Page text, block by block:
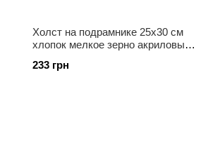
Холст на подрамнике 25х30 см
хлопок мелкое зерно акриловый
233 грн